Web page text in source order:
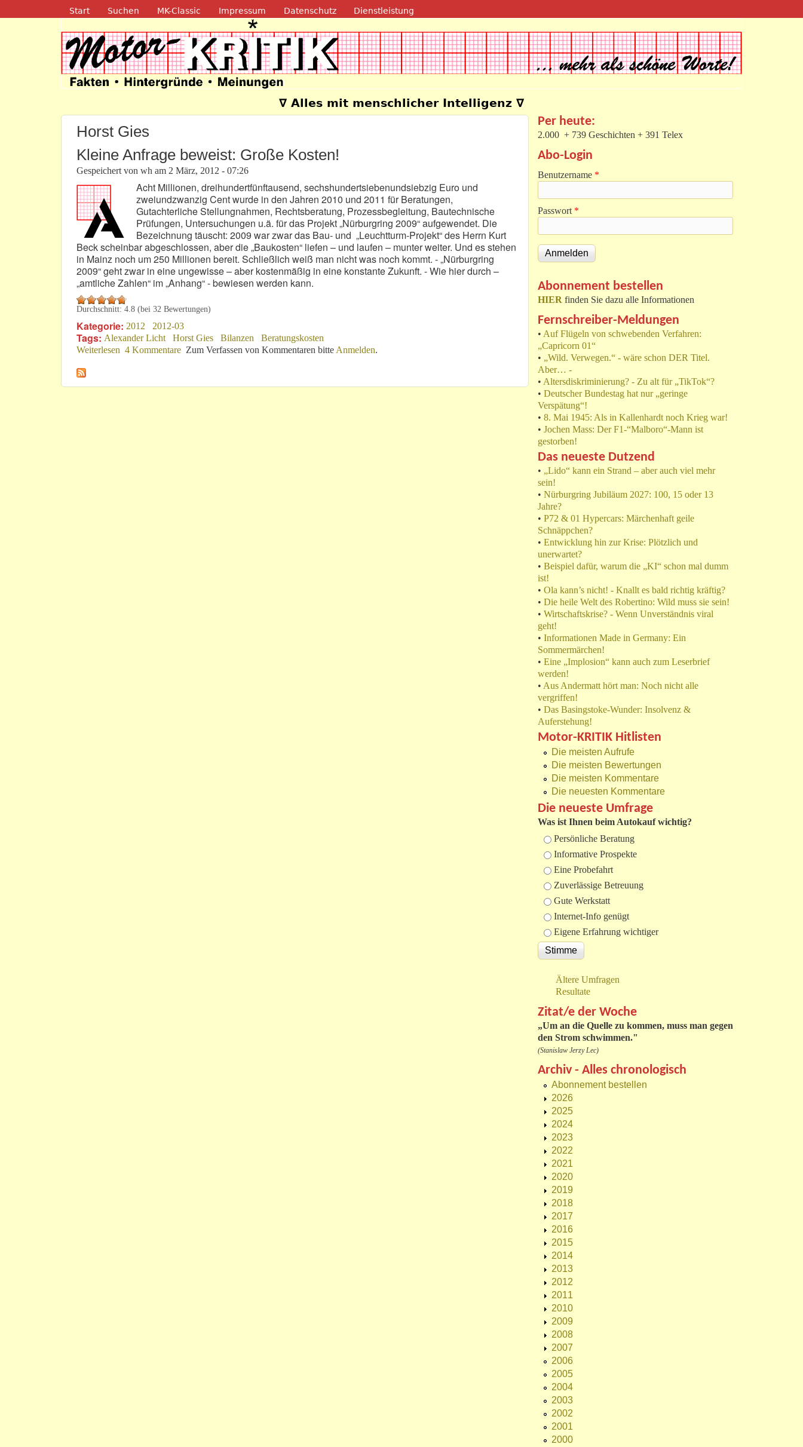
Direkt zum Inhalt
Navigation
Start Suchen MK-Classic Impressum Datenschutz Dienstleistung
Motor-Kritik.de∇ Alles mit menschlicher Intelligenz ∇
Horst Gies
Kleine Anfrage beweist: Große Kosten!
Gespeichert von wh am 2 März, 2012 - 07:26
Acht Millionen, dreihundertfünftausend, sechshundertsiebenundsiebzig Euro und
zweiundzwanzig Cent wurde in den Jahren 2010 und 2011 für Beratungen,
Gutachterliche Stellungnahmen, Rechtsberatung, Prozessbegleitung, Bautechnische
Prüfungen, Untersuchungen u.ä. für das Projekt „Nürburgring 2009“ aufgewendet. Die
Bezeichnung täuscht: 2009 war zwar das Bau- und „Leuchtturm-Projekt“ des Herrn Kurt
Beck scheinbar abgeschlossen, aber die „Baukosten“ liefen – und laufen – munter weiter. Und es stehen
in Mainz noch um 250 Millionen bereit. Schließlich weiß man nicht was noch kommt. - „Nürburgring
2009“ geht zwar in eine ungewisse – aber kostenmäßig in eine konstante Zukunft. - Wie hier durch –
„amtliche Zahlen“ im „Anhang“ - bewiesen werden kann.
Durchschnitt: 4.8 (bei 32 Bewertungen)
Kategorie: 2012 2012-03
Tags: Alexander Licht Horst Gies Bilanzen
Beratungskosten
Weiterlesen über Kleine Anfrage beweist: Große Kosten!
4 Kommentare Zum Verfassen von Kommentaren bitte Anmelden.
Per heute:
2.000 + 739 Geschichten + 391 Telex
Abo-Login
Benutzername *
Passwort *
Abonnement bestellen
HIER finden Sie dazu alle Informationen
Fernschreiber-Meldungen
• Auf Flügeln von schwebenden Verfahren:
„Capricorn 01“
• „Wild. Verwegen.“ - wäre schon DER Titel.
Aber… -
• Altersdiskriminierung? - Zu alt für „TikTok“?
• Deutscher Bundestag hat nur „geringe
Verspätung“!
• 8. Mai 1945: Als in Kallenhardt noch Krieg war!
• Jochen Mass: Der F1-“Malboro“-Mann ist
gestorben!
Das neueste Dutzend
• „Lido“ kann ein Strand – aber auch viel mehr
sein!
• Nürburgring Jubiläum 2027: 100, 15 oder 13
Jahre?
• P72 & 01 Hypercars: Märchenhaft geile
Schnäppchen?
• Entwicklung hin zur Krise: Plötzlich und
unerwartet?
• Beispiel dafür, warum die „KI“ schon mal dumm
ist!
• Ola kann’s nicht! - Knallt es bald richtig kräftig?
• Die heile Welt des Robertino: Wild muss sie sein!
• Wirtschaftskrise? - Wenn Unverständnis viral
geht!
• Informationen Made in Germany: Ein
Sommermärchen!
• Eine „Implosion“ kann auch zum Leserbrief
werden!
• Aus Andermatt hört man: Noch nicht alle
vergriffen!
• Das Basingstoke-Wunder: Insolvenz &
Auferstehung!
Motor-KRITIK Hitlisten
Die meisten Aufrufe
Die meisten Bewertungen
Die meisten Kommentare
Die neuesten Kommentare
Die neueste Umfrage
Was ist Ihnen beim Autokauf wichtig?
Auswahlmöglichkeiten
Persönliche Beratung
Informative Prospekte
Eine Probefahrt
Zuverlässige Betreuung
Gute Werkstatt
Internet-Info genügt
Eigene Erfahrung wichtiger
Ältere Umfragen
Resultate
Zitat/e der Woche
„Um an die Quelle zu kommen, muss man gegen
den Strom schwimmen."
(Stanislaw Jerzy Lec)
Archiv - Alles chronologisch
Abonnement bestellen
2026
2025
2024
2023
2022
2021
2020
2019
2018
2017
2016
2015
2014
2013
2012
2011
2010
2009
2008
2007
2006
2005
2004
2003
2002
2001
2000